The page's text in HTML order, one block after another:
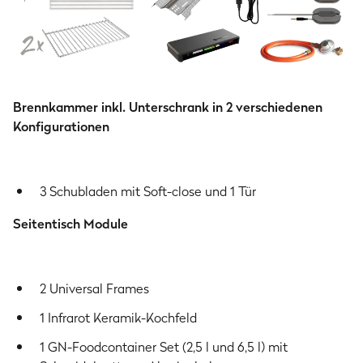
Leistungsdaten
4× Edelstahl-Stabbrenner je
Leistung, XXL-Infrarot-Keramikbrenner
8 kW
Infrarot-Keramik-Heckbrenner
3.7 kW
Abmessungen
Grillfläche der Hauptbrennkammer
72 × 41.5 cm
Brennkammer inkl. Unterschrank in 2 verschiedenen
Konfigurationen
3 Schubladen mit Soft-close und 1 Tür
Seitentisch Module
2 Universal Frames
1 Infrarot Keramik-Kochfeld
1 GN-Foodcontainer Set (2,5 l und 6,5 l) mit